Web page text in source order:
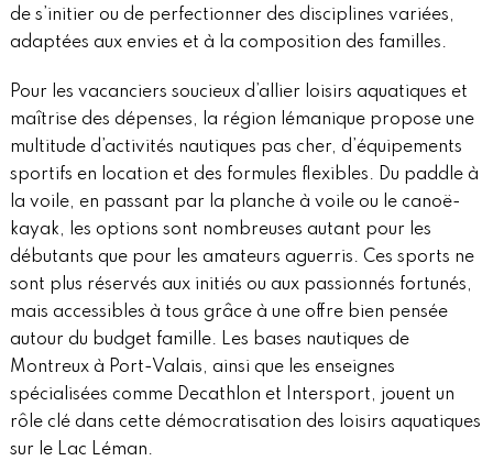
de s’initier ou de perfectionner des disciplines variées,
adaptées aux envies et à la composition des familles.
Pour les vacanciers soucieux d’allier loisirs aquatiques et
maîtrise des dépenses, la région lémanique propose une
multitude d’activités nautiques pas cher, d’équipements
sportifs en location et des formules flexibles. Du paddle à
la voile, en passant par la planche à voile ou le canoë-
kayak, les options sont nombreuses autant pour les
débutants que pour les amateurs aguerris. Ces sports ne
sont plus réservés aux initiés ou aux passionnés fortunés,
mais accessibles à tous grâce à une offre bien pensée
autour du budget famille. Les bases nautiques de
Montreux à Port-Valais, ainsi que les enseignes
spécialisées comme Decathlon et Intersport, jouent un
rôle clé dans cette démocratisation des loisirs aquatiques
sur le Lac Léman.